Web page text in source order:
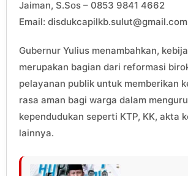
Jaiman, S.Sos – 0853 9841 4662
Email: disdukcapilkb.sulut@gmail.com
Gubernur Yulius menambahkan,
merupakan bagian dari reformasi
pelayanan publik untuk memberikan
rasa aman bagi warga dalam
kependudukan seperti KTP, KK, akta
lainnya.